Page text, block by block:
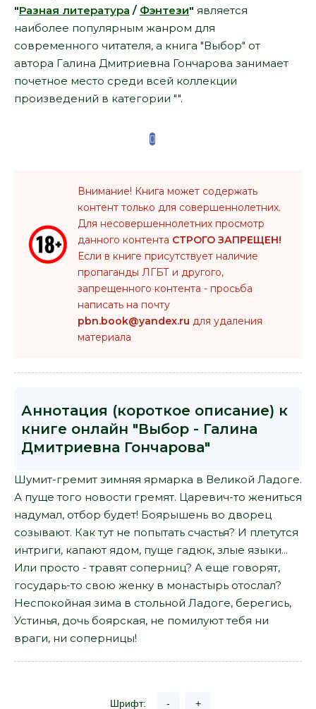
"Разная литература / Фэнтези" является
наиболее популярным жанром для
современного читателя, а книга "Выбор" от
автора Галина Дмитриевна Гончарова занимает
почетное место среди всей коллекции
произведений в категории "".
Внимание! Книга может содержать
контент только для совершеннолетних.
Для несовершеннолетних просмотр
данного контента СТРОГО ЗАПРЕЩЕН!
Если в книге присутствует наличие
пропаганды ЛГБТ и другого,
запрещенного контента - просьба
написать на почту
pbn.book@yandex.ru для удаления
материала
Аннотация (короткое описание) к
книге онлайн "Выбор - Галина
Дмитриевна Гончарова"
Шумит-гремит зимняя ярмарка в Великой Ладоге.
А пуще того новости гремят. Царевич-то жениться
надумал, отбор будет! Боярышень во дворец
созывают. Как тут не попытать счастья? И плетутся
интриги, капают ядом, пуще гадюк, злые языки...
Или просто - травят соперниц? А еще говорят,
государь-то свою женку в монастырь отослал?
Неспокойная зима в стольной Ладоге, берегись,
Устинья, дочь боярская, не помилуют тебя ни
враги, ни соперницы!
Шрифт: - +